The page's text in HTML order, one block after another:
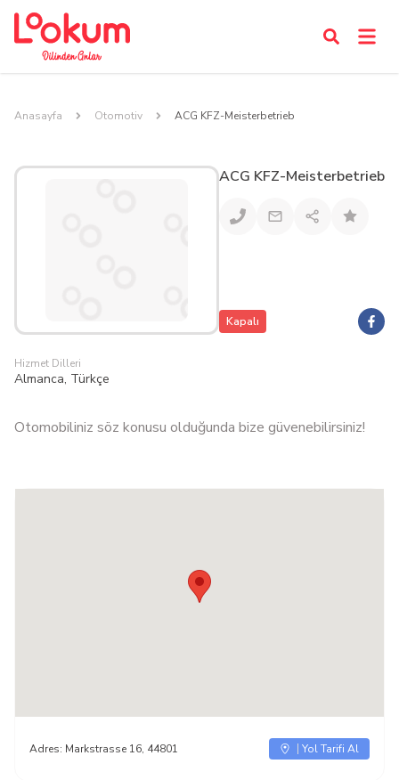
Anasayfa Otomotiv ACG KFZ-Meisterbetrieb
ACG KFZ-Meisterbetrieb
Kapalı
Hizmet Dilleri
Almanca, Türkçe
Otomobiliniz söz konusu olduğunda bize güvenebilirsiniz!
Adres: Markstrasse 16, 44801 Yol Tarifi Al